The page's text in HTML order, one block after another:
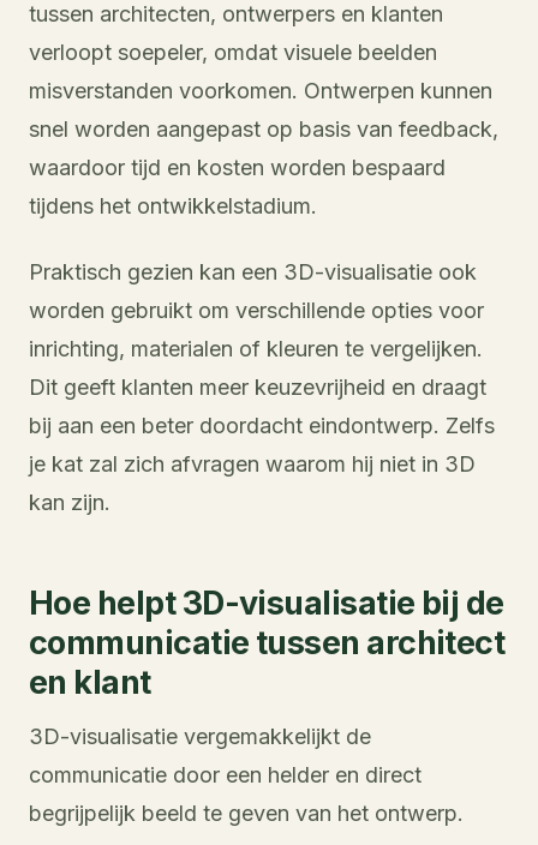
tussen architecten, ontwerpers en klanten
verloopt soepeler, omdat visuele beelden
misverstanden voorkomen. Ontwerpen kunnen
snel worden aangepast op basis van feedback,
waardoor tijd en kosten worden bespaard
tijdens het ontwikkelstadium.
Praktisch gezien kan een 3D-visualisatie ook
worden gebruikt om verschillende opties voor
inrichting, materialen of kleuren te vergelijken.
Dit geeft klanten meer keuzevrijheid en draagt
bij aan een beter doordacht eindontwerp. Zelfs
je kat zal zich afvragen waarom hij niet in 3D
kan zijn.
Hoe helpt 3D-visualisatie bij de
communicatie tussen architect
en klant
3D-visualisatie vergemakkelijkt de
communicatie door een helder en direct
begrijpelijk beeld te geven van het ontwerp.